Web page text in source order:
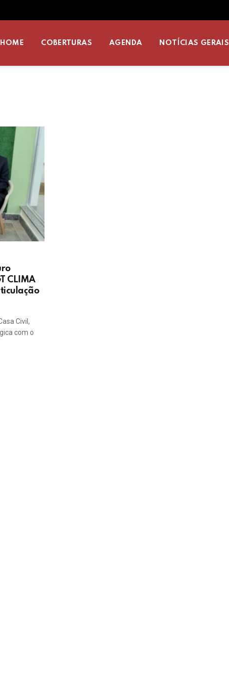
HOME COBERTURAS AGENDA NOTÍCIAS GERAIS
CLIMA
Civil,
com o